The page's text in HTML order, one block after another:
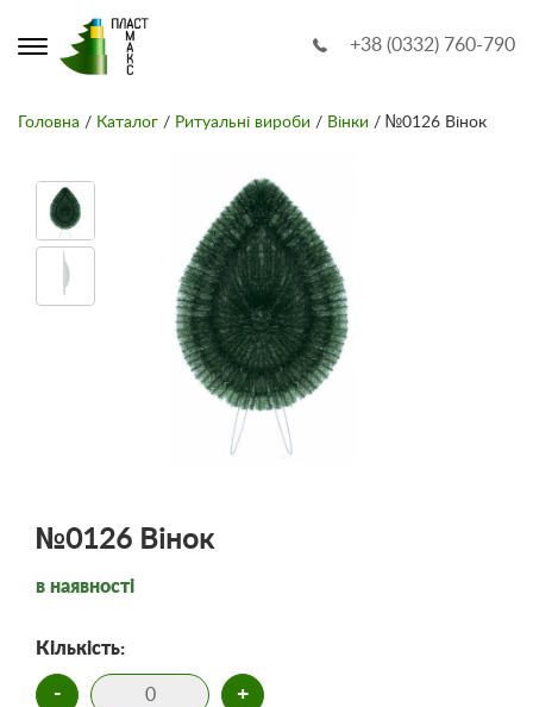
+38 (0332) 760-790
Головна / Каталог / Ритуальні вироби / Вінки / №0126 Вінок
№0126 Вінок
в наявності
Кількість:
- +